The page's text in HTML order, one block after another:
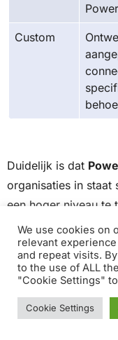
Custom
Duidelijk is dat
organisaties in staat
een hoger niveau te
vervaardigen van
rapportages, het
holistische
gemaakte
de tools en
zetten.
We use cookies on
relevant
and repeat visits.
to the use of ALL
"Cookie Settings"
Cookie Settings